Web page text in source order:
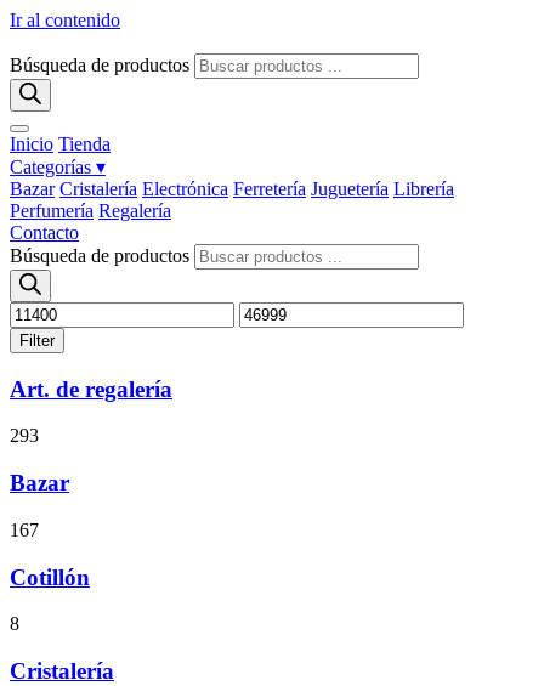
Ir al contenido
Búsqueda de productos
Inicio Tienda
Categorías ▾
Bazar Cristalería Electrónica Ferretería Juguetería Librería
Perfumería Regalería
Contacto
Búsqueda de productos
Filter
Art. de regalería
293
Bazar
167
Cotillón
8
Cristalería